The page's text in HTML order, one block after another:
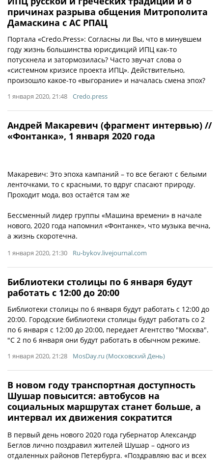
причинах разрыва общения Митрополита
Дамаскина с АС РПАЦ
Портала «Credo.Press»: Согласны ли Вы, что в минувшем
году жизнь большинства юрисдикций ИПЦ как-то
потускнела и затормозилась? Часто звучат слова о
«системном кризисе проекта ИПЦ». Действительно,
произошло какое-то «выгорание» и началась смена эпох?
1 января 2020, 21:48 Credo.press
Андрей Макаревич (фрагмент интервью) //
«Фонтанка», 1 января 2020 года
Макаревич: Это эпоха кампаний – то все бегают с белыми
ленточками, то с красными, то вдруг спасают природу.
Проходит мода, воз остаётся там же
Бессменный лидер группы «Машина времени» в начале
нового, 2020 года напомнил «Фонтанке», что музыка вечна,
а жизнь скоротечна.
1 января 2020, 21:30 Ru-bykov.livejournal.com
Библиотеки столицы по 6 января будут
работать с 12:00 до 20:00
Библиотеки столицы по 6 января будут работать с 12:00 до
20:00. Городские библиотеки столицы будут работать со 2
по 6 января с 12:00 до 20:00, передает Агентство "Москва".
"С 2 по 6 января они будут работать в обычном режиме.
1 января 2020, 21:28 MosDay.ru (Московский День)
В новом году транспортная доступность
Шушар повысится: автобусов на
социальных маршрутах станет больше, а
интервал их движения сократится
В первый день нового 2020 года губернатор Александр
Беглов лично поздравил жителей Шушар – одного из
отдаленных районов Петербурга. «Поздравляю вас и всех